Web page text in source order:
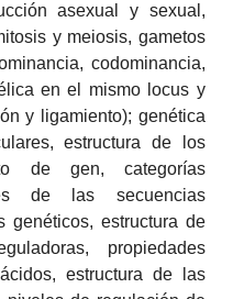
asexual y sexual,
y meiosis, gametos
codominancia,
en el mismo locus y
y ligamiento); genética
estructura de los
de gen, categorías
de las secuencias
genéticos, estructura de
propiedades
estructura de las